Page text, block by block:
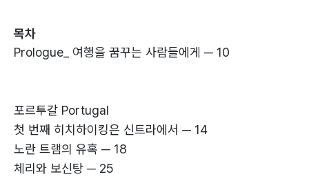
목차
Prologue_ 여행을 꿈꾸는 사람들에게 ─ 10
포르투갈 Portugal
첫 번째 히치하이킹은 신트라에서 ─ 14
노란 트램의 유혹 ─ 18
체리와 보신탕 ─ 25